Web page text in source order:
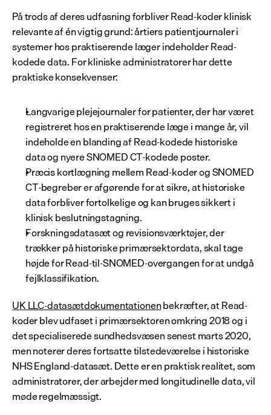
På trods af deres udfasning forbliver Read-koder klinisk
relevante af én vigtig grund: årtiers patientjournaler i
systemer hos praktiserende læger indeholder Read-
kodede data. For kliniske administratorer har dette
praktiske konsekvenser:
Langvarige plejejournaler for patienter, der har været
registreret hos en praktiserende læge i mange år, vil
indeholde en blanding af Read-kodede historiske
data og nyere SNOMED CT-kodede poster.
Præcis kortlægning mellem Read-koder og SNOMED
CT-begreber er afgørende for at sikre, at historiske
data forbliver fortolkelige og kan bruges sikkert i
klinisk beslutningstagning.
Forskningsdatasæt og revisionsværktøjer, der
trækker på historiske primærsektordata, skal tage
højde for Read-til-SNOMED-overgangen for at undgå
fejlklassifikation.
UK LLC-datasætdokumentationen bekræfter, at Read-
koder blev udfaset i primærsektoren omkring 2018 og i
det specialiserede sundhedsvæsen senest marts 2020,
men noterer deres fortsatte tilstedeværelse i historiske
NHS England-datasæt. Dette er en praktisk realitet, som
administratorer, der arbejder med longitudinelle data, vil
møde regelmæssigt.